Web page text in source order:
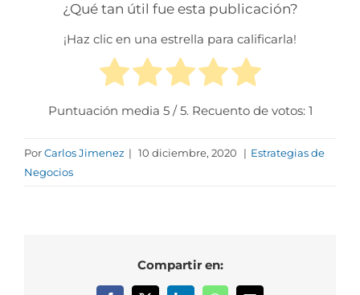
¿Qué tan útil fue esta publicación?
¡Haz clic en una estrella para calificarla!
Puntuación media 5/ 5. Recuento de votos: 1
PorCarlos Jimenez | 10 diciembre, 2020 | Estrategias de
Negocios
Compartir en: